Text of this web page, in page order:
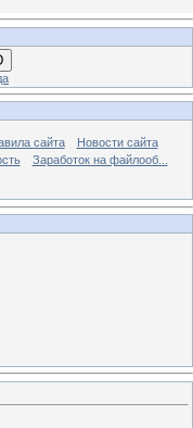
сайта
Новости сайта
Заработок на файлооб...